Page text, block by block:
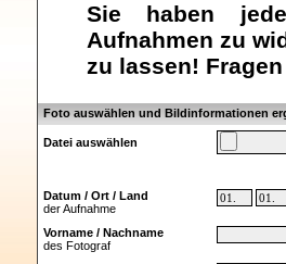
Sie haben
Aufnahmen zu
zu lassen!
Foto auswählen und Bildinformationen
Datei auswählen
Datum / Ort / Land
der Aufnahme
Vorname / Nachname
des Fotograf